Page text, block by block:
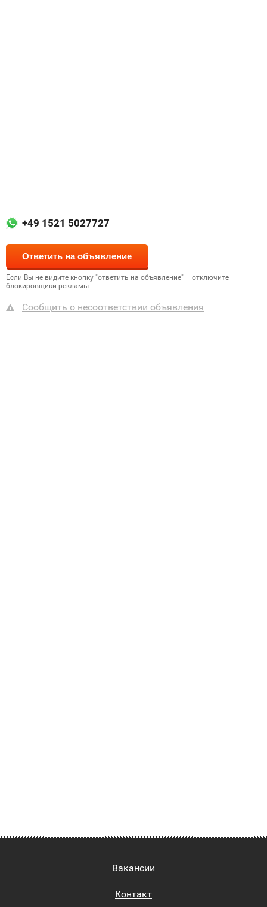
+49 1521 5027727
Если Вы не видите кнопку "ответить на объявление" – отключите
блокировщики рекламы
Сообщить о несоответствии объявления
Вакансии
Контакт